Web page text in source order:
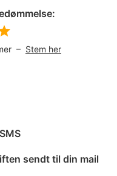
– Stem her
sendt til din mail